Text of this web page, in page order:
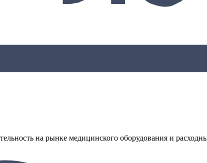
на рынке медицинского оборудования и